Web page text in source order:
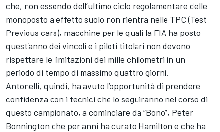
che, non essendo dell’ultimo ciclo regolamentare delle
monoposto a effetto suolo non rientra nelle TPC (Test
Previous cars), macchine per le quali la FIA ha posto
quest’anno dei vincoli e i piloti titolari non devono
rispettare le limitazioni dei mille chilometri in un
periodo di tempo di massimo quattro giorni.
Antonelli, quindi, ha avuto l’opportunità di prendere
confidenza con i tecnici che lo seguiranno nel corso di
questo campionato, a cominciare da “Bono”, Peter
Bonnington che per anni ha curato Hamilton e che ha